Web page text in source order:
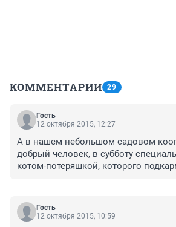
КОММЕНТАРИИ 29
Гость
12 октября 2015, 12:27
А в нашем небольшом садовом
добрый человек, в субботу
котом-потеряшкой, которого
привез его на дачу и потерял. И
искал, хотя информацию о нем
и объявления расклеили. И вот
Гость
12 октября 2015, 10:59